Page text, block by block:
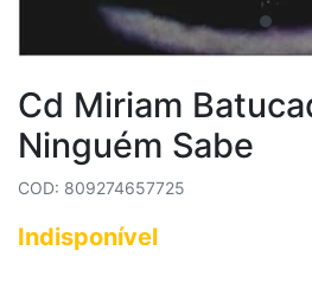
Cd Miriam
Ninguém Sabe
COD: 809274657725
Indisponível